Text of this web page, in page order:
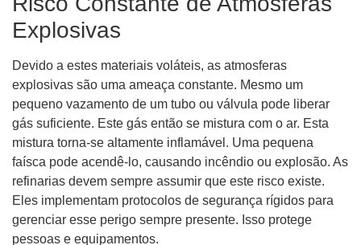
Explosivas
Devido a estes materiais voláteis, as atmosferas
explosivas são uma ameaça constante. Mesmo um
pequeno vazamento de um tubo ou válvula pode liberar
gás suficiente. Este gás então se mistura com o ar. Esta
mistura torna-se altamente inflamável. Uma pequena
faísca pode acendê-lo, causando incêndio ou explosão. As
refinarias devem sempre assumir que este risco existe.
Eles implementam protocolos de segurança rígidos para
gerenciar esse perigo sempre presente. Isso protege
pessoas e equipamentos.